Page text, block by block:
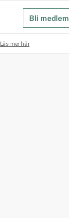
Bli medlem
Läs mer här